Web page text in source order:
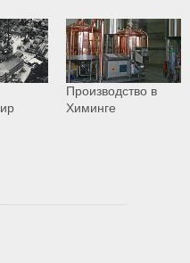
Производство в
Химинге